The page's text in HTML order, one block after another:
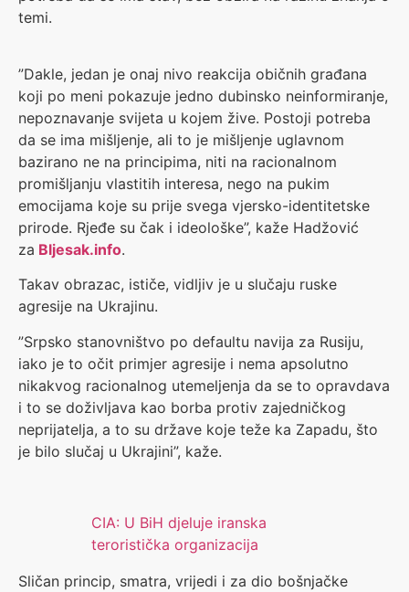
temi.
”Dakle, jedan je onaj nivo reakcija običnih građana
koji po meni pokazuje jedno dubinsko neinformiranje,
nepoznavanje svijeta u kojem žive. Postoji potreba
da se ima mišljenje, ali to je mišljenje uglavnom
bazirano ne na principima, niti na racionalnom
promišljanju vlastitih interesa, nego na pukim
emocijama koje su prije svega vjersko-identitetske
prirode. Rjeđe su čak i ideološke”, kaže Hadžović
za Bljesak.info.
Takav obrazac, ističe, vidljiv je u slučaju ruske
agresije na Ukrajinu.
”Srpsko stanovništvo po defaultu navija za Rusiju,
iako je to očit primjer agresije i nema apsolutno
nikakvog racionalnog utemeljenja da se to opravdava
i to se doživljava kao borba protiv zajedničkog
neprijatelja, a to su države koje teže ka Zapadu, što
je bilo slučaj u Ukrajini”, kaže.
CIA: U BiH djeluje iranska
teroristička organizacija
Sličan princip, smatra, vrijedi i za dio bošnjačke